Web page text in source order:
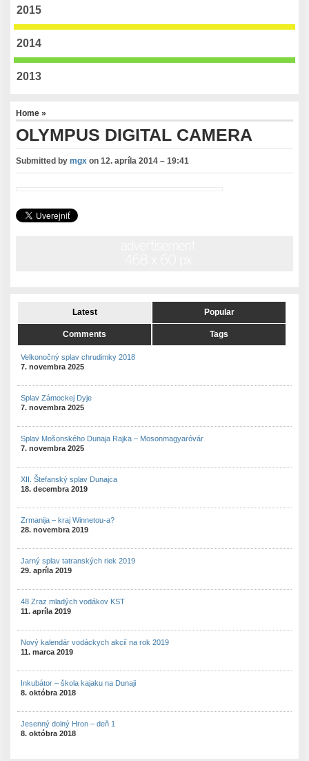
2015
2014
2013
Home»
OLYMPUS DIGITAL CAMERA
Submitted bymgx on12. apríla 2014 – 19:41
Latest Popular
Comments Tags
Velkonočný splav chrudimky 2018
7. novembra 2025
Splav Zámockej Dyje
7. novembra 2025
Splav Mošonského Dunaja Rajka – Mosonmagyaróvár
7. novembra 2025
XII. Štefanský splav Dunajca
18. decembra 2019
Zrmanija – kraj Winnetou-a?
28. novembra 2019
Jarný splav tatranských riek 2019
29. apríla 2019
48 Zraz mladých vodákov KST
11. apríla 2019
Nový kalendár vodáckych akcií na rok 2019
11. marca 2019
Inkubátor – škola kajaku na Dunaji
8. októbra 2018
Jesenný dolný Hron – deň 1
8. októbra 2018